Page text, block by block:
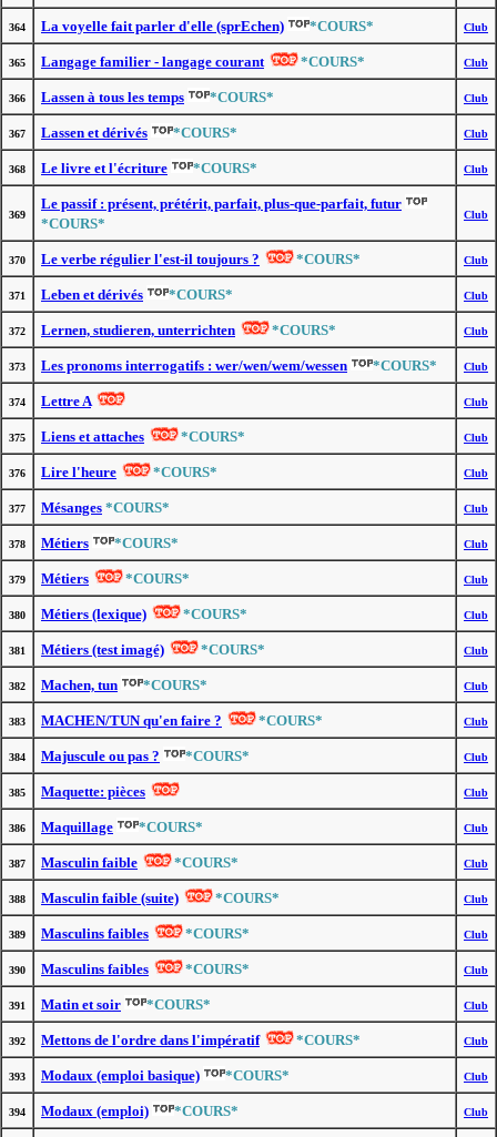
364 La voyelle fait parler d'elle (sprEchen) *COURS* Club
365 Langage familier - langage courant *COURS* Club
366 Lassen à tous les temps *COURS* Club
367 Lassen et dérivés *COURS* Club
368 Le livre et l'écriture *COURS* Club
369
Le passif : présent, prétérit, parfait, plus-que-parfait, futur
*COURS*
Club
370 Le verbe régulier l'est-il toujours ? *COURS* Club
371 Leben et dérivés *COURS* Club
372 Lernen, studieren, unterrichten *COURS* Club
373 Les pronoms interrogatifs : wer/wen/wem/wessen *COURS* Club
374 Lettre A Club
375 Liens et attaches *COURS* Club
376 Lire l'heure *COURS* Club
377 Mésanges *COURS* Club
378 Métiers *COURS* Club
379 Métiers *COURS* Club
380 Métiers (lexique) *COURS* Club
381 Métiers (test imagé) *COURS* Club
382 Machen, tun *COURS* Club
383 MACHEN/TUN qu'en faire ? *COURS* Club
384 Majuscule ou pas ? *COURS* Club
385 Maquette: pièces Club
386 Maquillage *COURS* Club
387 Masculin faible *COURS* Club
388 Masculin faible (suite) *COURS* Club
389 Masculins faibles *COURS* Club
390 Masculins faibles *COURS* Club
391 Matin et soir *COURS* Club
392 Mettons de l'ordre dans l'impératif *COURS* Club
393 Modaux (emploi basique) *COURS* Club
394 Modaux (emploi) *COURS* Club